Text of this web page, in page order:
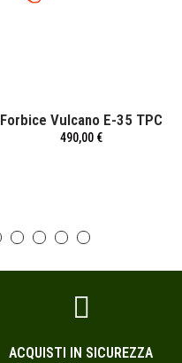
Forbice Vulcano E-35 TPC
490,00 €
ACQUISTI IN SICUREZZA